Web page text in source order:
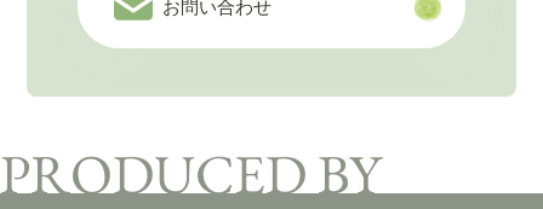
お問い合わせ